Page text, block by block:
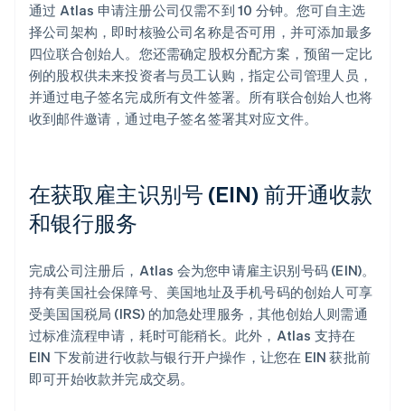
通过 Atlas 申请注册公司仅需不到 10 分钟。您可自主选
择公司架构，即时核验公司名称是否可用，并可添加最多
四位联合创始人。您还需确定股权分配方案，预留一定比
例的股权供未来投资者与员工认购，指定公司管理人员，
并通过电子签名完成所有文件签署。所有联合创始人也将
收到邮件邀请，通过电子签名签署其对应文件。
在获取雇主识别号 (EIN) 前开通收款
和银行服务
完成公司注册后，Atlas 会为您申请雇主识别号码 (EIN)。
持有美国社会保障号、美国地址及手机号码的创始人可享
受美国国税局 (IRS) 的加急处理服务，其他创始人则需通
过标准流程申请，耗时可能稍长。此外，Atlas 支持在
EIN 下发前进行收款与银行开户操作，让您在 EIN 获批前
即可开始收款并完成交易。